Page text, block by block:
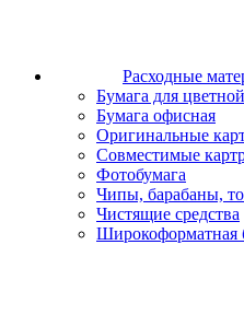
Расходные
Бумага для
Бумага офисная
Оригинальные
Совместимые
Фотобумага
Чипы, барабаны,
Чистящие средства
Широкоформатная